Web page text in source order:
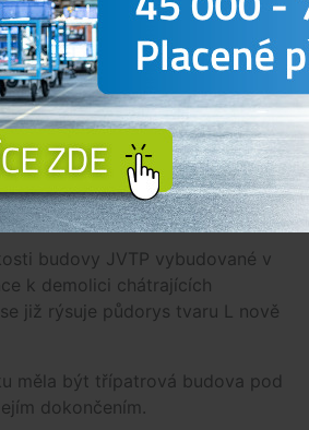
pracovních míst je jednou z
kraje.
štafetu v budování JVTP,
park, a.s. a jejím
Projekt je stejně jako v první
rozvoj a Ministerstvem průmyslu a
Operačního programu podnikání
budovy JVTP vybudované v
k demolici chátrajících
již rýsuje půdorys tvaru L nově
měla být třípatrová budova pod
dokončením.